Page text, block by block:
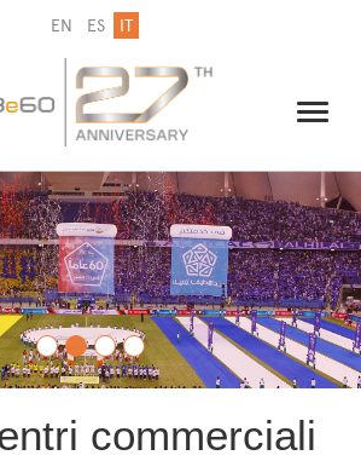
EN ES IT
commerciali